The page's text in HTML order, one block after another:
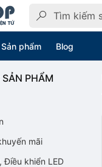
Sản phẩm Blog
PHẨM
mãi
Điều khiển LED